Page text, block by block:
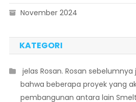
November 2024
KATEGORI
 jelas Rosan. Rosan
bahwa beberapa proyek yang
pembangunan antara lain